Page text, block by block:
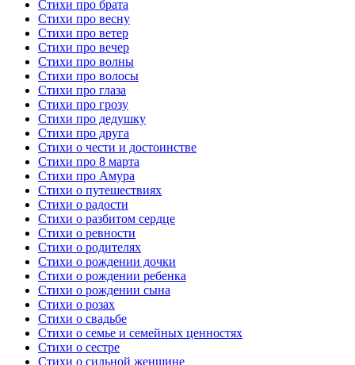
Стихи про брата
Стихи про весну
Стихи про ветер
Стихи про вечер
Стихи про волны
Стихи про волосы
Стихи про глаза
Стихи про грозу
Стихи про дедушку
Стихи про друга
Стихи о чести и достоинстве
Стихи про 8 марта
Стихи про Амура
Стихи о путешествиях
Стихи о радости
Стихи о разбитом сердце
Стихи о ревности
Стихи о родителях
Стихи о рождении дочки
Стихи о рождении ребенка
Стихи о рождении сына
Стихи о розах
Стихи о свадьбе
Стихи о семье и семейных ценностях
Стихи о сестре
Стихи о сильной женщине